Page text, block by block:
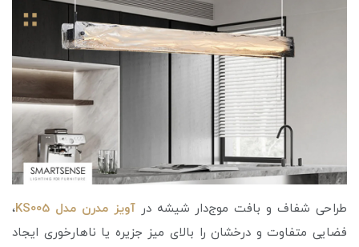
طراحی شفاف و بافت موج‌دار شیشه درآویز مدرن مدل KS005
،
فضایی متفاوت و درخشان را بالای میز جزیره یا ناهارخوری ایجاد